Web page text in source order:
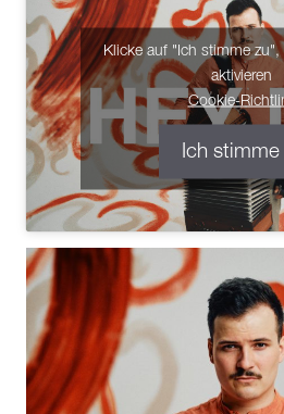
Klicke auf "Ich stimme zu",
aktivieren
Cookie-
Ich stimme